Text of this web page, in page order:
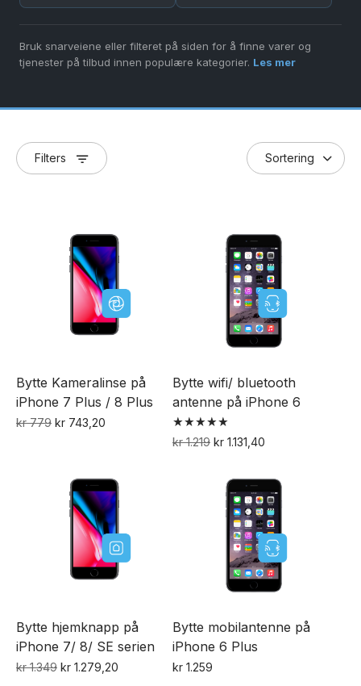
Bruk snarveiene eller filteret på siden for å finne varer og
tjenester på tilbud innen populære kategorier. Les mer
Filters
Bytte Kameralinse på
iPhone 7 Plus / 8 Plus
kr779 Opprinnelig
kr 779.
kr 743,20
kr 743,20.
Bytte wifi/ bluetooth
antenne på iPhone 6
Vurdert
5.00
kr1.219 Opprinnelig
var:
kr 1.219.
kr 1.131,40
er:
kr 1.131,40.
Bytte hjemknapp på
iPhone 7/ 8/ SE serien
kr1.349 Opprinnelig
kr 1.279,20 Nåværende
Bytte mobilantenne på
iPhone 6 Plus
kr 1.259